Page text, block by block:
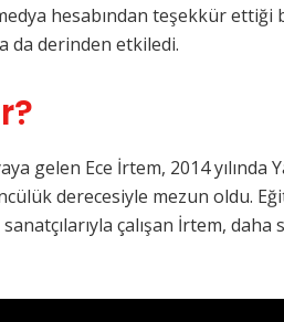
hesabından teşekkür ettiği
da derinden etkiledi.
gelen Ece İrtem, 2014
derecesiyle mezun oldu.
çalışan İrtem,